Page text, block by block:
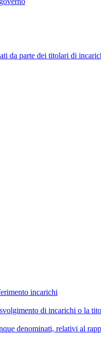
da parte dei titolari di
incarichi
di incarichi o la
denominati, relativi al